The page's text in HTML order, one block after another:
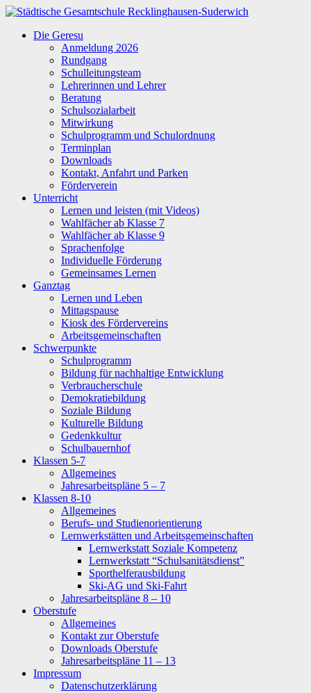
Zum
springen
Städtische
Gesamtschule
Recklinghausen-
Suderwich
Die Geresu
Anmeldung 2026
Rundgang
Schulleitungsteam
Lehrerinnen und Lehrer
Beratung
Schulsozialarbeit
Mitwirkung
Schulprogramm und Schulordnung
Terminplan
Downloads
Kontakt, Anfahrt und Parken
Förderverein
Unterricht
Lernen und leisten (mit Videos)
Wahlfächer ab Klasse 7
Wahlfächer ab Klasse 9
Sprachenfolge
Individuelle Förderung
Gemeinsames Lernen
Ganztag
Lernen und Leben
Mittagspause
Kiosk des Fördervereins
Arbeitsgemeinschaften
Schwerpunkte
Schulprogramm
Bildung für nachhaltige Entwicklung
Verbraucherschule
Demokratiebildung
Soziale Bildung
Kulturelle Bildung
Gedenkkultur
Schulbauernhof
Klassen 5-7
Allgemeines
Jahresarbeitspläne 5 – 7
Klassen 8-10
Allgemeines
Berufs- und Studienorientierung
Lernwerkstätten und Arbeitsgemeinschaften
Lernwerkstatt Soziale Kompetenz
Lernwerkstatt “Schulsanitätsdienst”
Sporthelferausbildung
Ski-AG und Ski-Fahrt
Jahresarbeitspläne 8 – 10
Oberstufe
Allgemeines
Kontakt zur Oberstufe
Downloads Oberstufe
Jahresarbeitspläne 11 – 13
Impressum
Datenschutzerklärung